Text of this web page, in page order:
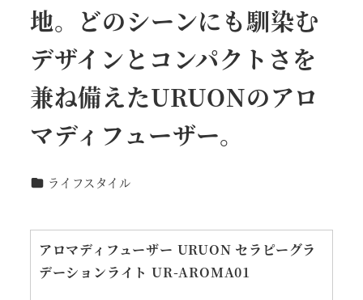
地。どのシーンにも馴染む
デザインとコンパクトさを
兼ね備えたURUONのアロ
マディフューザー。
カテゴリー
ライフスタイル
アロマディフューザー URUON セラピーグラ
デーションライト UR-AROMA01